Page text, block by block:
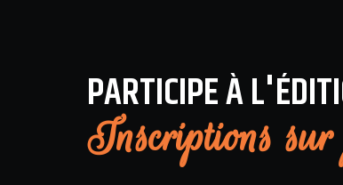
PARTICIPE À
Inscriptions sur